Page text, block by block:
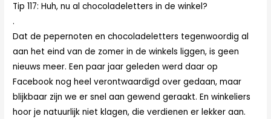
Tip 117: Huh, nu al chocoladeletters in de winkel?
.
Dat de pepernoten en chocoladeletters tegenwoordig al
aan het eind van de zomer in de winkels liggen, is geen
nieuws meer. Een paar jaar geleden werd daar op
Facebook nog heel verontwaardigd over gedaan, maar
blijkbaar zijn we er snel aan gewend geraakt. En winkeliers
hoor je natuurlijk niet klagen, die verdienen er lekker aan.